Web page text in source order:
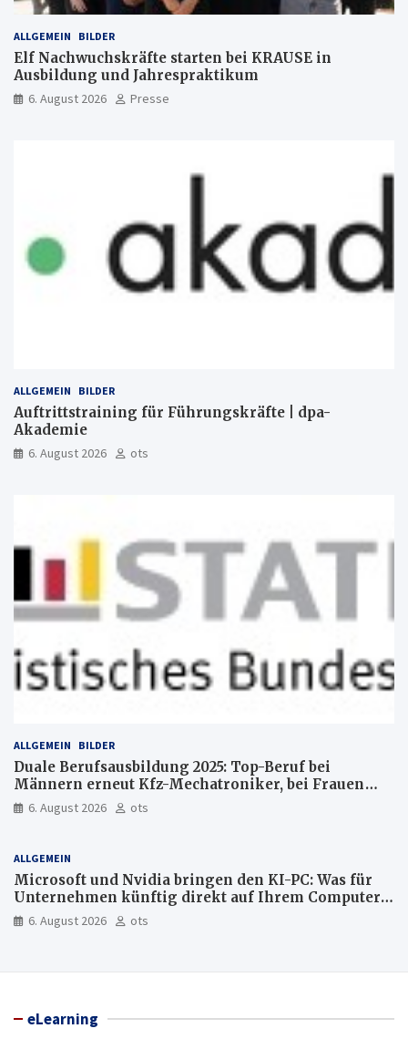
ALLGEMEIN BILDER
Elf Nachwuchskräfte starten bei KRAUSE in
Ausbildung und Jahrespraktikum
6. August 2026 Presse
ALLGEMEIN BILDER
Auftrittstraining für Führungskräfte | dpa-
Akademie
6. August 2026 ots
ALLGEMEIN BILDER
Duale Berufsausbildung 2025: Top-Beruf bei
Männern erneut Kfz-Mechatroniker, bei Frauen
medizinische Fachangestellte
6. August 2026 ots
ALLGEMEIN
Microsoft und Nvidia bringen den KI-PC: Was für
Unternehmen künftig direkt auf Ihrem Computer
läuft und was weiter in der Cloud bleibt
6. August 2026 ots
eLearning